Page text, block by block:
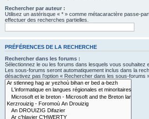
Rechercher par auteur :
Utilisez un astérisque « * » comme métacaractère passe-
effectuer des recherches partielles.
PRÉFÉRENCES DE LA RECHERCHE
Rechercher dans les forums :
Sélectionnez le ou les forums dans lesquels vous souhaitez
Les sous-forums seront automatiquement inclus dans la
désactivez pas l’option « Rechercher dans les sous-forums